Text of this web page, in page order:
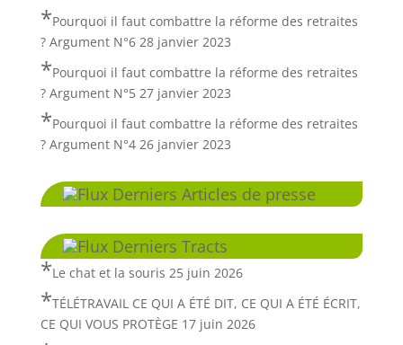
Pourquoi il faut combattre la réforme des retraites
? Argument N°6 28 janvier 2023
Pourquoi il faut combattre la réforme des retraites
? Argument N°5 27 janvier 2023
Pourquoi il faut combattre la réforme des retraites
? Argument N°4 26 janvier 2023
Derniers Articles de presse
Derniers Tracts
Le chat et la souris 25 juin 2026
TÉLÉTRAVAIL CE QUI A ÉTÉ DIT, CE QUI A ÉTÉ ÉCRIT,
CE QUI VOUS PROTÈGE 17 juin 2026